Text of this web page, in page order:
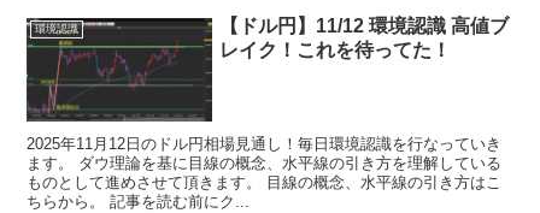
環境認識
【ドル円】11/12 環境認識 高値ブ
レイク！これを待ってた！
2025年11月12日のドル円相場見通し！毎日環境認識を行なっていき
ます。 ダウ理論を基に目線の概念、水平線の引き方を理解している
ものとして進めさせて頂きます。 目線の概念、水平線の引き方はこ
ちらから。 記事を読む前にク...